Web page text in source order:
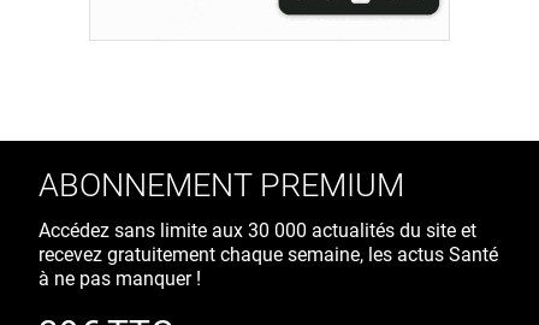
ABONNEMENT PREMIUM
Accédez sans limite aux 30 000 actualités du site et
recevez gratuitement chaque semaine, les actus Santé
à ne pas manquer !